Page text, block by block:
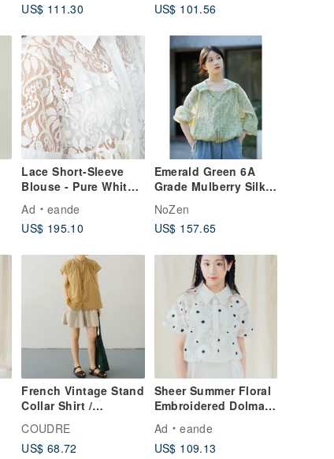
US$ 111.30
US$ 101.56
Lace Short-Sleeve
Blouse - Pure White,
Ad
eande
US$ 195.10
Emerald Green 6A
Grade Mulberry Silk
Ditsy Floral Print Zip-
Up Sun Protection
Spring/Summer 2026
NoZen
US$ 157.65
French Vintage Stand
Collar Shirt /
/ Relaxed Short-
Sleeve Blouse
COUDRE
US$ 68.72
Sheer Summer Floral
Embroidered Dolman
Wedding Dress
Ad
eande
US$ 109.13